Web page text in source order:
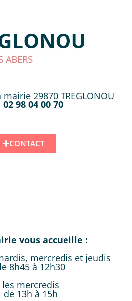
29870 TREGLONOU
02 98 04 00 70
CONTACT
vous accueille :
mercredis et jeudis
8h45 à 12h30
les mercredis
de 13h à 15h